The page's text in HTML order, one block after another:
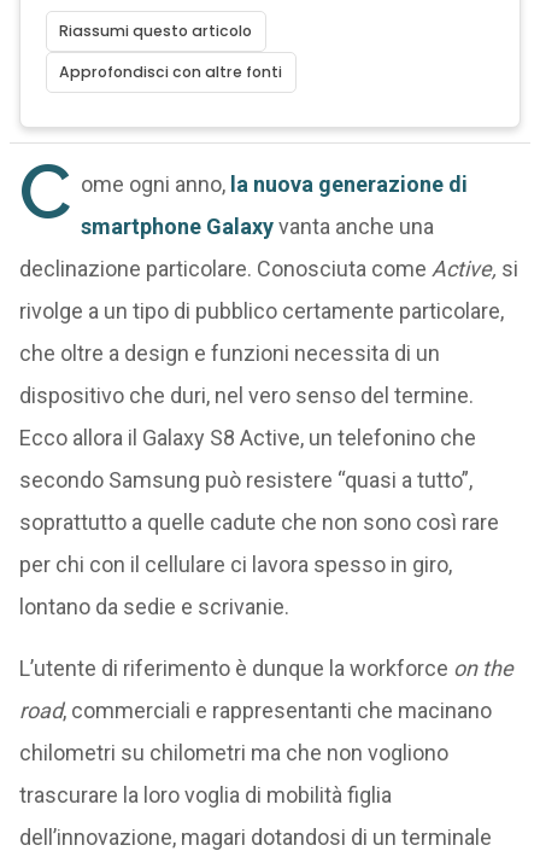
Riassumi questo articolo
Approfondisci con altre fonti
C ome ogni anno, la nuova generazione di
smartphone Galaxyvanta anche una
declinazione particolare. Conosciuta come Active, si
rivolge a un tipo di pubblico certamente particolare,
che oltre a design e funzioni necessita di un
dispositivo che duri, nel vero senso del termine.
Ecco allora il Galaxy S8 Active, un telefonino che
secondo Samsung può resistere “quasi a tutto”,
soprattutto a quelle cadute che non sono così rare
per chi con il cellulare ci lavora spesso in giro,
lontano da sedie e scrivanie.
L’utente di riferimento è dunque la workforce on the
road, commerciali e rappresentanti che macinano
chilometri su chilometri ma che non vogliono
trascurare la loro voglia di mobilità figlia
dell’innovazione, magari dotandosi di un terminale